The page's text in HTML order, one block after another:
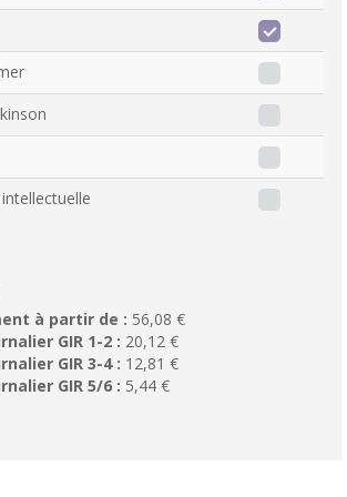
à partir de : 56,08 €
GIR 1-2 : 20,12 €
GIR 3-4 : 12,81 €
GIR 5/6 : 5,44 €